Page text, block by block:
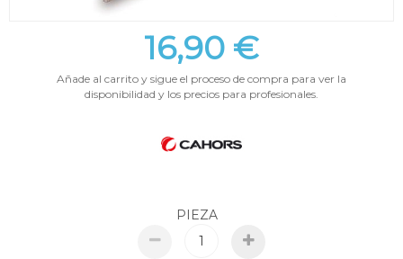
16,90 €
Añade al carrito y sigue el proceso de compra para ver la
disponibilidad y los precios para profesionales.
PIEZA